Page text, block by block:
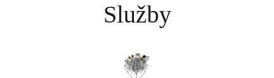
Služby